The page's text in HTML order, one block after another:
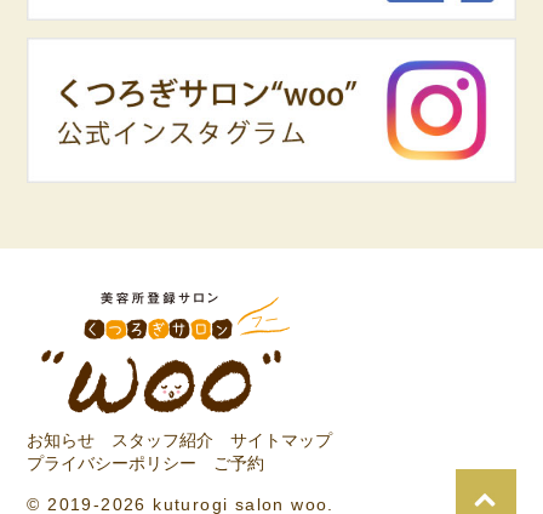
お知らせ スタッフ紹介
サイトマップ
プライバシーポリシー
ご予約
© 2019-2026 kuturogi salon woo.